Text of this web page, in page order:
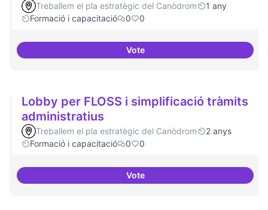
Treballem el pla estratègic del Canòdrom
1 any
Formació i capacitació
0 0
VoteÀrees de formació definides i
Lobby per FLOSS i simplificació tràmits
administratius
Treballem el pla estratègic del Canòdrom
2 anys
Formació i capacitació
0 0
VoteLobby per FLOSS i